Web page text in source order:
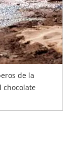
de la
chocolate